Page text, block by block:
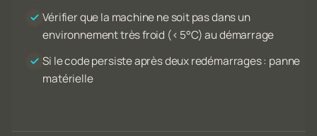
Vérifier que la machine ne soit pas dans un
environnement très froid (< 5°C) au démarrage
Si le code persiste après deux redémarrages : panne
matérielle